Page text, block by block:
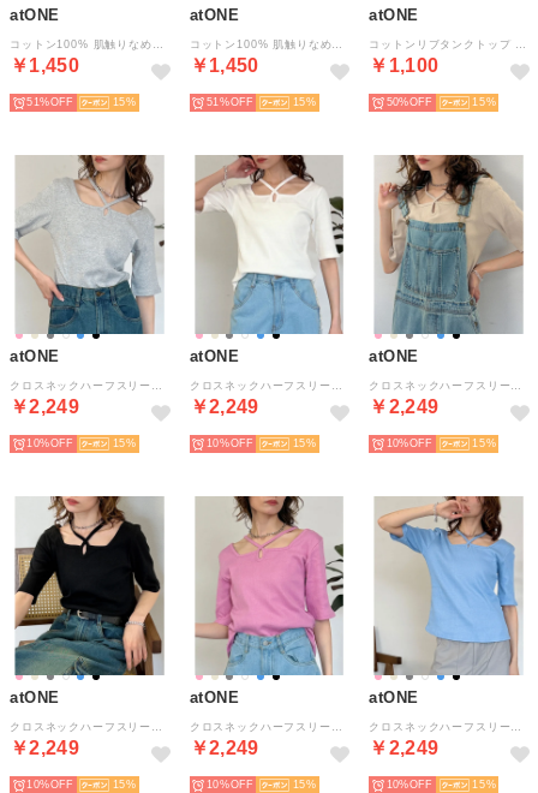
atONE
￥1,450
51% 15
atONE
￥1,450
51% 15
atONE
￥1,100
50% 15
atONE
￥2,249
10% 15
atONE
￥2,249
10% 15
atONE
￥2,249
10% 15
atONE
￥2,249
10% 15
atONE
￥2,249
10% 15
atONE
￥2,249
10% 15